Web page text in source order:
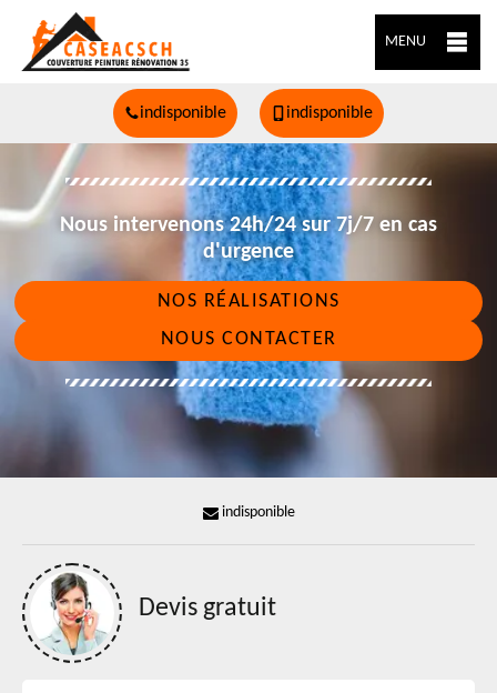
MENU
indisponible indisponible
Nous intervenons 24h/24 sur 7j/7 en cas
d'urgence
NOS RÉALISATIONS
NOUS CONTACTER
indisponible
Devis gratuit